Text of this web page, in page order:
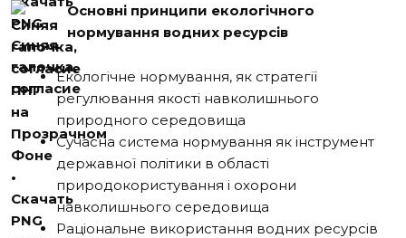
Основні принципи екологічного
нормування водних ресурсів
Екологічне нормування, як стратегії
регулювання якості навколишнього
природного середовища
Сучасна система нормування як інструмент
державної політики в області
природокористування і охорони
навколишнього середовища
Раціональне використання водних ресурсів